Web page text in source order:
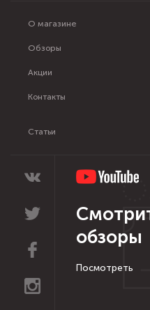
О магазине
Обзоры
Акции
Контакты
Статьи
обзоры
Посмотреть